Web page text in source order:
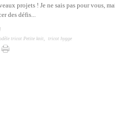
projets ! Je ne sais pas pour vous,
des défis...
]
tricot Petite knit tricot hygge